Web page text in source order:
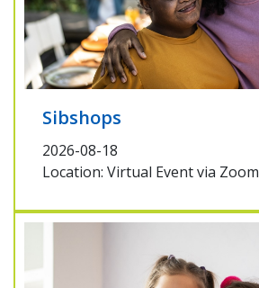
Sibshops
2026-08-18
Location: Virtual Event via Zoom